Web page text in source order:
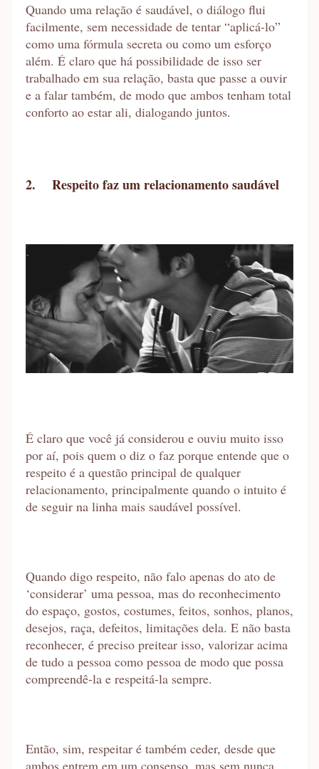
Quando uma relação é saudável, o diálogo flui
facilmente, sem necessidade de tentar “aplicá-lo”
como uma fórmula secreta ou como um esforço
além. É claro que há possibilidade de isso ser
trabalhado em sua relação, basta que passe a ouvir
e a falar também, de modo que ambos tenham total
conforto ao estar ali, dialogando juntos.
2. Respeito faz um relacionamento saudável
É claro que você já considerou e ouviu muito isso
por aí, pois quem o diz o faz porque entende que o
respeito é a questão principal de qualquer
relacionamento, principalmente quando o intuito é
de seguir na linha mais saudável possível.
Quando digo respeito, não falo apenas do ato de
‘considerar’ uma pessoa, mas do reconhecimento
do espaço, gostos, costumes, feitos, sonhos, planos,
desejos, raça, defeitos, limitações dela. E não basta
reconhecer, é preciso preitear isso, valorizar acima
de tudo a pessoa como pessoa de modo que possa
compreendê-la e respeitá-la sempre.
Então, sim, respeitar é também ceder, desde que
ambos entrem em um consenso, mas sem nunca